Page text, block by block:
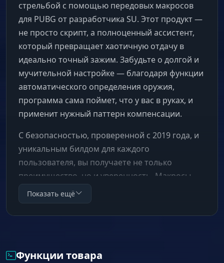
стрельбой с помощью передовых макросов
для PUBG от разработчика SU. Этот продукт —
не просто скрипт, а полноценный ассистент,
который превращает хаотичную отдачу в
идеально точный зажим. Забудьте о долгой и
мучительной настройке — благодаря функции
автоматического определения оружия,
программа сама поймет, что у вас в руках, и
применит нужный паттерн компенсации.
С безопасностью, проверенной с 2019 года, и
уникальным билдом для каждого
пользователя, вы получаете не только
преимущество, но и уверенность. Макросы
работают с любыми мышами, включая Bloody,
Logitech, Razer, и не встраиваются в файлы
игры, что делает их максимально надежным
Показать ещё
Функции товара